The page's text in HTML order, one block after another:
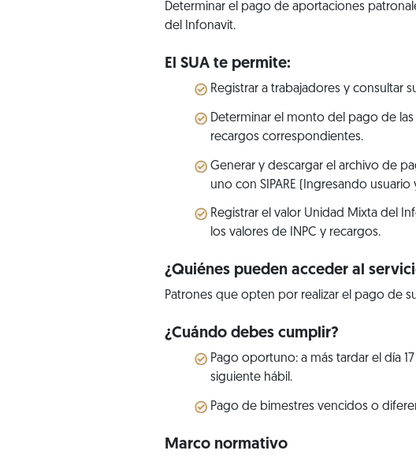
Determinar el pago de aportaciones
del Infonavit.
El SUA te permite:
Registrar a trabajadores y consultar
Determinar el monto del pago de
recargos correspondientes.
Generar y descargar el archivo de
uno con SIPARE (Ingresando
Registrar el valor Unidad Mixta del
los valores de INPC y recargos.
¿Quiénes pueden acceder al
Patrones que opten por realizar el pago de
¿Cuándo debes cumplir?
Pago oportuno: a más tardar el día
siguiente hábil.
Pago de bimestres vencidos o
Marco normativo